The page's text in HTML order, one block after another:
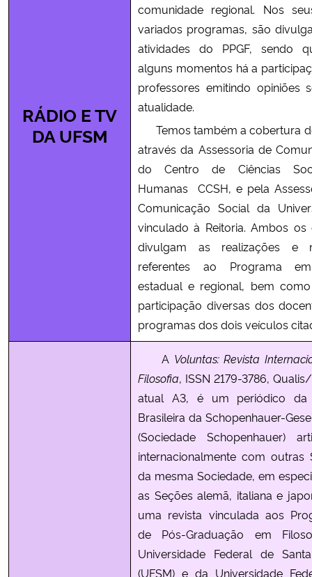
RÁDIO E TV
DA UFSM
comunidade regional. Nos
variados programas, são
atividades do PPGF, sendo
alguns momentos há a
professores emitindo opiniões
atualidade.
Temos também a cobertura
através da Assessoria de
do Centro de Ciências
Humanas CCSH, e pela
Comunicação Social da
vinculado à Reitoria. Ambos os
divulgam as realizações e
referentes ao Programa
estadual e regional, bem
participação diversas dos
programas dos dois veículos
A Voluntas: Revista
Filosofia, ISSN 2179-3786,
atual A3, é um periódico da
Brasileira da Schopenhauer-
(Sociedade Schopenhauer)
internacionalmente com outras
da mesma Sociedade, em
as Seções alemã, italiana e
uma revista vinculada aos
de Pós-Graduação em
Universidade Federal de
(UFSM) e da Universidade